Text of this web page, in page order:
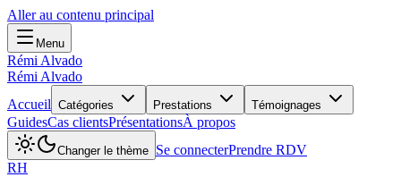
Aller au contenu principal
Menu
Rémi Alvado
Rémi Alvado
Accueil Catégories Prestations Témoignages
GuidesCas clientsPrésentationsÀ propos
Changer le thème Se connecterPrendre RDV
RH